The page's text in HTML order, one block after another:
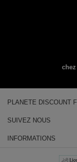
PLANETE DISCOUNT
SUIVEZ NOUS
INFORMATIONS